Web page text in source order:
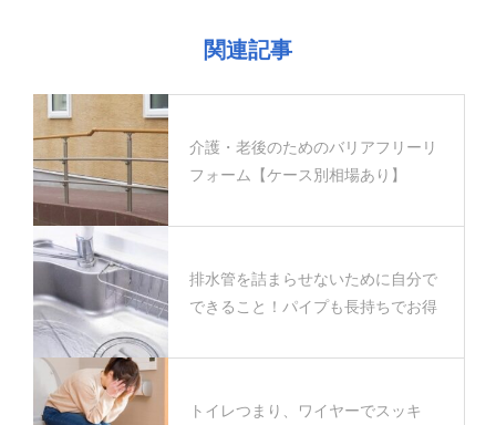
関連記事
介護・老後のためのバリアフリーリ
フォーム【ケース別相場あり】
排水管を詰まらせないために自分で
できること！パイプも長持ちでお得
トイレつまり、ワイヤーでスッキ